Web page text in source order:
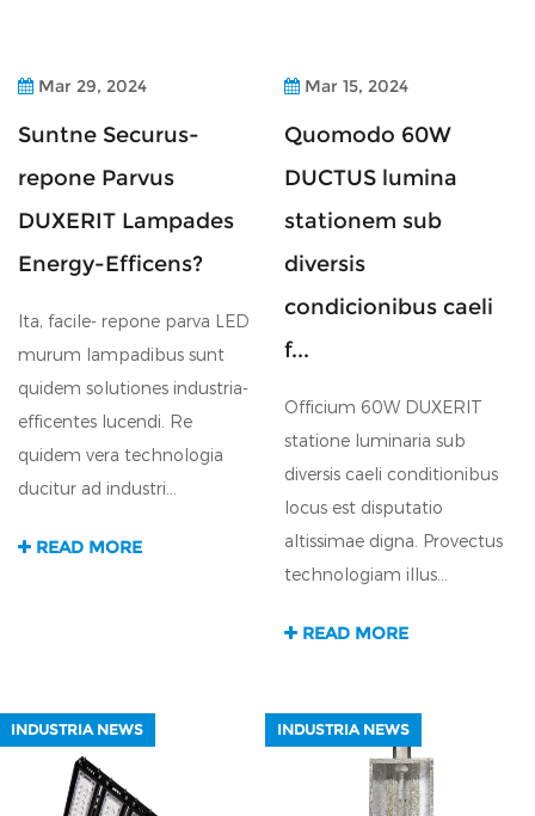
Mar 29, 2024
Suntne Securus-
repone Parvus
DUXERIT Lampades
Energy-Efficens?
Ita, facile- repone parva LED
murum lampadibus sunt
quidem solutiones industria-
efficentes lucendi. Re
quidem vera technologia
ducitur ad industri...
READ MORE
Mar 15, 2024
Quomodo 60W
DUCTUS lumina
stationem sub
diversis
condicionibus caeli
f...
Officium 60W DUXERIT
statione luminaria sub
diversis caeli conditionibus
locus est disputatio
altissimae digna. Provectus
technologiam illus...
READ MORE
INDUSTRIA NEWS INDUSTRIA NEWS